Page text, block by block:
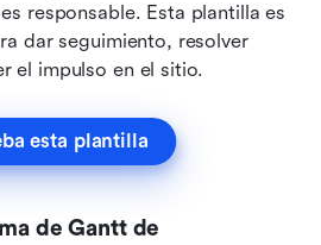
responsable. Esta plantilla es
dar seguimiento, resolver
el impulso en el sitio.
esta plantilla
de Gantt de